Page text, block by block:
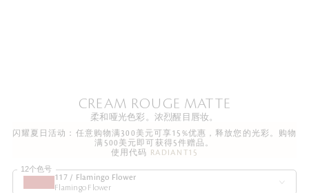
CREAM ROUGE MATTE
柔和哑光色彩。浓烈醒目唇妆。
闪耀夏日活动：任意购物满300美元可享15%优惠，释放您的光彩。购物
满500美元即可获得5件赠品。
使用代码
RADIANT15
12个色号
117 / Flamingo Flower
Flamingo Flower